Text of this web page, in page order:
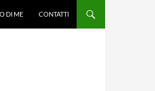
DI ME CONTATTI